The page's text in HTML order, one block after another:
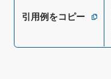
引用例をコピー